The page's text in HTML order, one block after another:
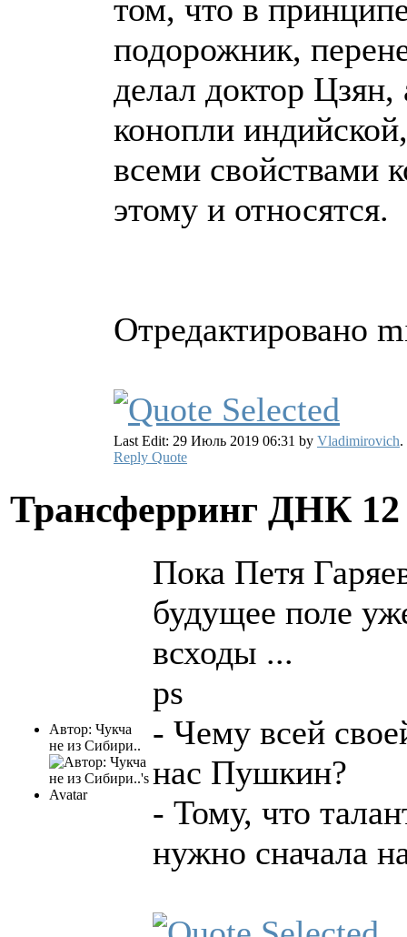
том, что в
подорожник,
делал доктор
конопли
всеми свойствами
этому и относятся.
Отредактировано
Last Edit: 29 Июль 2019 06:31 by Vladimirovich.
Reply Quote
Трансферринг ДНК
Автор: Чукча
не из Сибири..
Пока Петя
будущее поле
всходы ...
ps
- Чему всей
нас Пушкин?
- Тому, что
нужно сначала